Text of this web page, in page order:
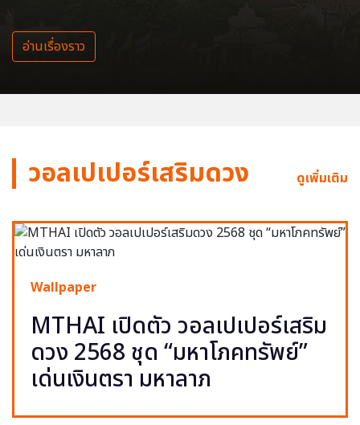
อ่านเรื่องราว
วอลเปเปอร์เสริมดวง ดูเพิ่มเติม
Wallpaper
MTHAI เปิดตัว วอลเปเปอร์เสริม
ดวง 2568 ชุด “มหาโภคทรัพย์”
เด่นเงินตรา มหาลาภ